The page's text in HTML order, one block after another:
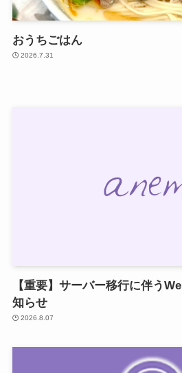
おうちごはん
2026.7.31
【重要】サーバー移行に伴う
知らせ
2026.8.07